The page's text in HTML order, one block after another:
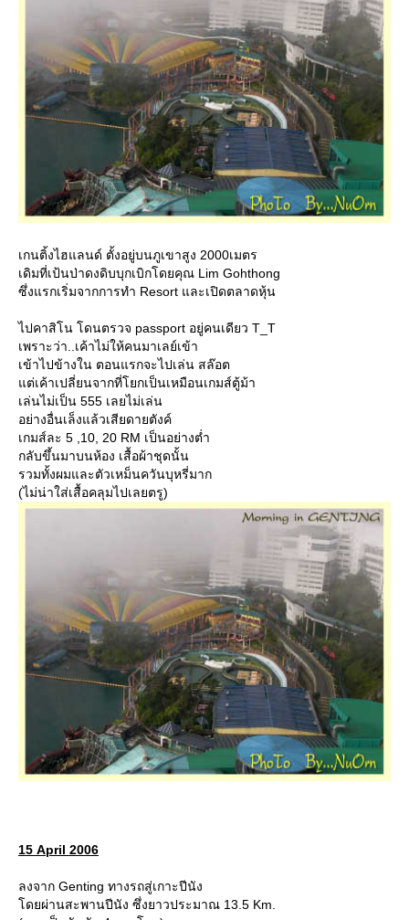
เกนติ้งไฮแลนด์ ตั้งอยู่บนภูเขาสูง 2000เมตร
เดิมที่เป้นป่าดงดิบบุกเบิกโดยคุณ Lim Gohthong
ซึ่งแรกเริ่มจากการทำ Resort และเปิดตลาดหุ้น
ไปคาสิโน โดนตรวจ passport อยู่คนเดียว T_T
เพราะว่า..เค้าไม่ให้คนมาเลย์เข้า
เข้าไปข้างใน ตอนแรกจะไปเล่น สล๊อต
ต่เค้าเปลี่ยนจากที่โยกเป็นเหมือนเกมส์ตู้ม้า
เล่นไม่เป็น 555 เลยไม่เล่น
อย่างอื่นเล็งแล้วเสียดายตังค์
เกมส์ละ 5 ,10, 20 RM เป็นอย่างต่ำ
กลับขึ้นมาบนห้อง เสื้อผ้าชุดนั้น
รวมทั้งผมและตัวเหม็นควันบุหรี่มาก
(ไม่น่าใส่เสื้อคลุมไปเลยตรู)
15 April 2006
ลงจาก Genting ทางรถสู่เกาะปีนัง
ดยผ่านสะพานปีนัง ซึ่งยาวประมาณ 13.5 Km.